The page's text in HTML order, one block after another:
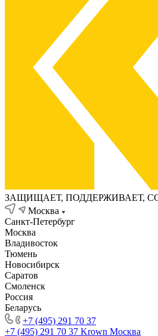
ЗАЩИЩАЕТ, ПОДДЕРЖИВАЕТ,
Москва
Санкт-Петербург
Москва
Владивосток
Тюмень
Новосибирск
Саратов
Смоленск
Россия
Беларусь
+7 (495) 291 70 37
+7 (495) 291 70 37 Krown Москва